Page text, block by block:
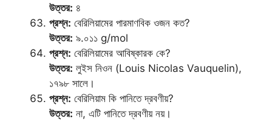
উত্তর: ৪
প্রশ্ন: বেরিলিয়ামের পারমাণবিক ওজন কত?
উত্তর: ৯.০১১ g/mol
প্রশ্ন: বেরিলিয়ামের আবিষ্কারক কে?
উত্তর: লুইস নিওন (Louis Nicolas Vauquelin),
১৭৯৮ সালে।
প্রশ্ন: বেরিলিয়াম কি পানিতে দ্রবণীয়?
উত্তর: না, এটি পানিতে দ্রবণীয় নয়।